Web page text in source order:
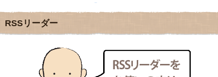
2011年11月(28)
2011年10月(31)
2011年9月(24)
2011年7月(18)
2011年6月
2011年5月
(15)
地域のライターさんです
小豆島 圓満寺
新聞屋の道具箱
新聞社で使われる用語の解説など
makotoさんの御符内巡礼記
RSSリーダー